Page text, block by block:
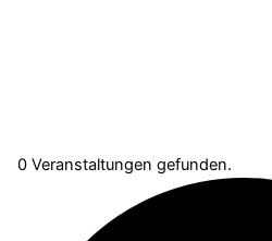
0 Veranstaltungen gefunden.